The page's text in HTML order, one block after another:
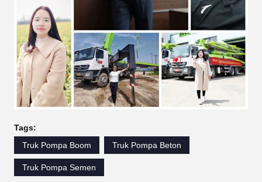
Tags:
Truk Pompa Boom
Truk Pompa Beton
Truk Pompa Semen